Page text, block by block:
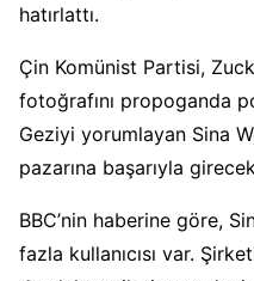
hatırlattı.
Çin Komünist Partisi,
fotoğrafını propoganda
Geziyi yorumlayan Sina
pazarına başarıyla
BBC’nin haberine göre,
fazla kullanıcısı var.